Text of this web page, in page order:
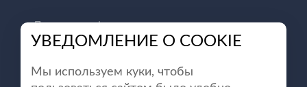
УВЕДОМЛЕНИЕ О COOKIE
Мы используем куки, чтобы